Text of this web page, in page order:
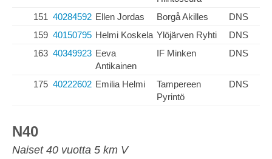
151 40284592 Ellen Jordas Borgå Akilles
DNS
159 40150795 Helmi Koskela Ylöjärven Ryhti
DNS
163 40349923 Eeva
Antikainen
IF Minken DNS
175 40222602 Emilia Helmi
Tampereen
Pyrintö
DNS
N40
Naiset 40 vuotta 5 km V